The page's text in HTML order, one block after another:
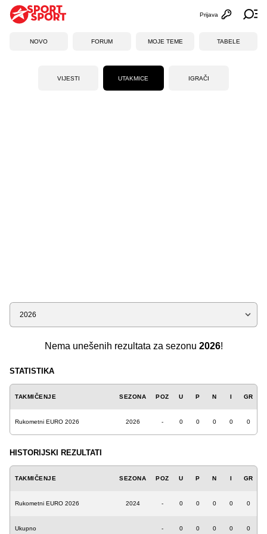
Otvori
Prijava
NOVO FORUM MOJE TEME TABELE
VIJESTI UTAKMICE IGRAČI
Sezona
Nema unešenih rezultata za sezonu 2026!
STATISTIKA
TAKMIČENJE SEZONA POZ U P N I GR
Rukometni EURO 2026 2026 - 0 0 0 0 0
HISTORIJSKI REZULTATI
TAKMIČENJE SEZONA POZ U P N I GR
Rukometni EURO 2026 2024 - 0 0 0 0 0
Ukupno - 0 0 0 0 0